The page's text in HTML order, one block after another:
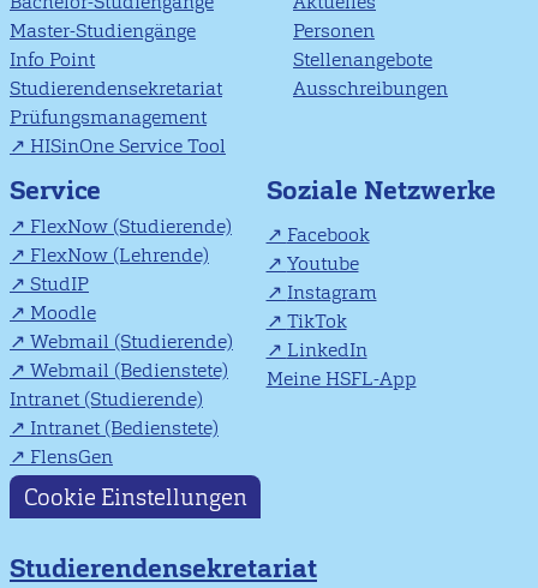
Master-Studiengänge
Info Point
Studierendensekretariat
Prüfungsmanagement
HISinOne Service Tool
Personen
Stellenangebote
Ausschreibungen
Service
FlexNow (Studierende)
FlexNow (Lehrende)
StudIP
Moodle
Webmail (Studierende)
Webmail (Bedienstete)
Intranet (Studierende)
Intranet (Bedienstete)
FlensGen
Soziale Netzwerke
Facebook
Youtube
Instagram
TikTok
LinkedIn
Meine HSFL-App
Cookie Einstellungen
Studierendensekretariat